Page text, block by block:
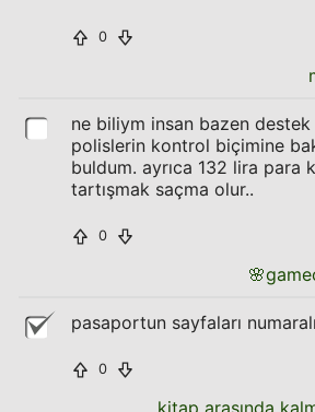
0
ne biliym insan bazen destek
polislerin kontrol biçimine
buldum. ayrıca 132 lira para
tartışmak saçma olur..
0
🌸
pasaportun sayfaları
0